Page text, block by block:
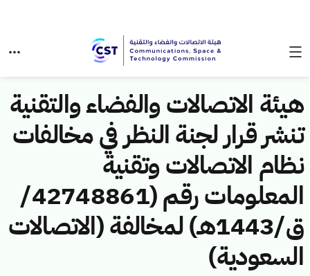
هيئة الاتصالات والفضاء والتقنية
تنشر قرار لجنة النظر في مخالفات
نظام الاتصالات وتقنية
المعلومات رقم (42748861/
ق/1443هـ) لمخالفة (الاتصالات
السعودية)